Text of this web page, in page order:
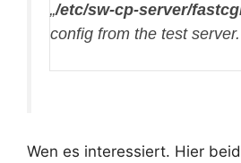
„/etc/sw-cp-server/
config from the test server.
Wen es interessiert. Hier